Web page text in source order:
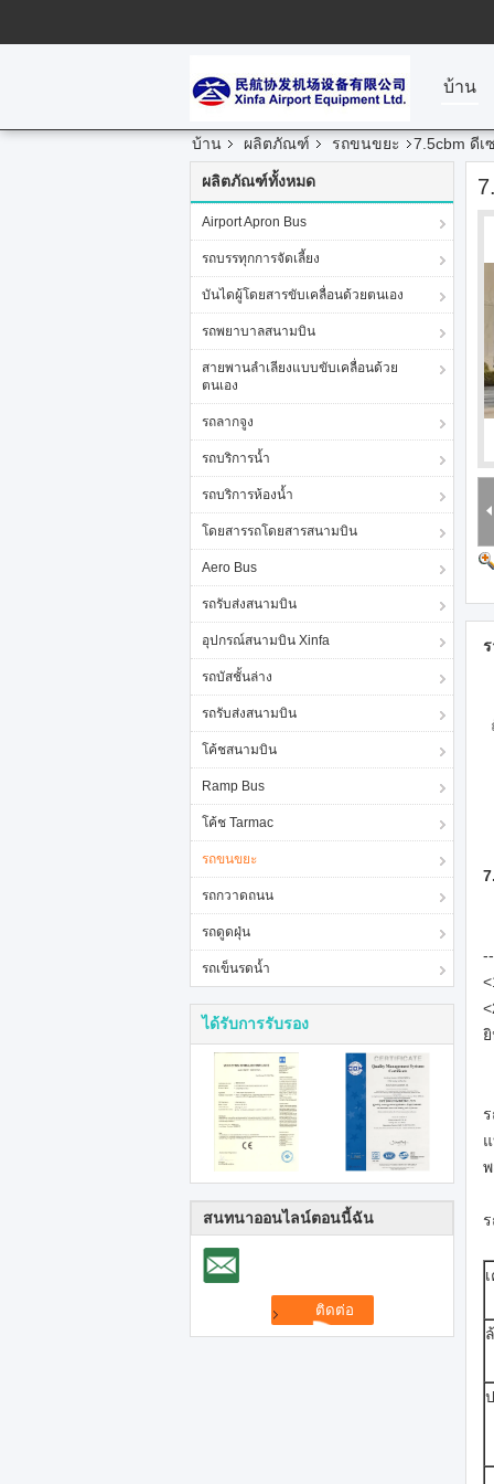
บ้าน
บ้าน ผลิตภัณฑ์ รถขนขยะ 7.5cbm ดีเ
ผลิตภัณฑ์ทั้งหมด
Airport Apron Bus
รถบรรทุกการจัดเลี้ยง
บันไดผู้โดยสารขับเคลื่อนด้วยตนเอง
รถพยาบาลสนามบิน
สายพานลำเลียงแบบขับเคลื่อนด้วย
ตนเอง
รถลากจูง
รถบริการน้ำ
รถบริการห้องน้ำ
โดยสารรถโดยสารสนามบิน
Aero Bus
รถรับส่งสนามบิน
อุปกรณ์สนามบิน Xinfa
รถบัสชั้นล่าง
รถรับส่งสนามบิน
โค้ชสนามบิน
Ramp Bus
โค้ช Tarmac
รถขนขยะ
รถกวาดถนน
รถดูดฝุ่น
รถเข็นรดน้ำ
ได้รับการรับรอง
สนทนาออนไลน์ตอนนี้ฉัน